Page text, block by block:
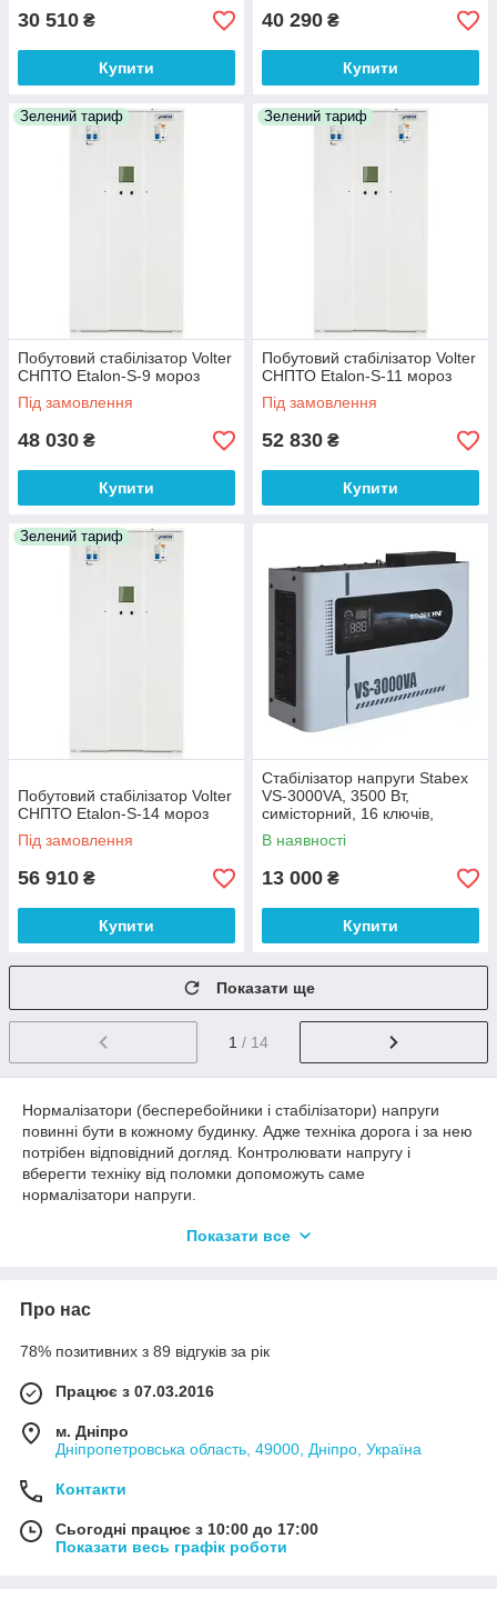
30 510 ₴
Купити
40 290 ₴
Купити
Зелений тариф
Побутовий стабілізатор Volter
СНПТО Etalon-S-9 мороз
Під замовлення
48 030 ₴
Купити
Зелений тариф
Побутовий стабілізатор Volter
СНПТО Etalon-S-11 мороз
Під замовлення
52 830 ₴
Купити
Зелений тариф
Побутовий стабілізатор Volter
СНПТО Etalon-S-14 мороз
Під замовлення
56 910 ₴
Купити
Стабілізатор напруги Stabex
VS-3000VA, 3500 Вт,
симісторний, 16 ключів,
підходить для сонячних
інверторів
В наявності
13 000 ₴
Купити
Показати ще
1 / 14
Нормалізатори (бесперебойники і стабілізатори) напруги
повинні бути в кожному будинку. Адже техніка дорога і за нею
потрібен відповідний догляд. Контролювати напругу і
вберегти техніку від поломки допоможуть саме
нормалізатори напруги.
залежить від опору. На вході в нормалізатор, струм не
чином, звичайне опір резистора забезпечує постійним
струмом.
Нижче представлені причини для установки нормалізатора
- Низька напруга. Знижена напруга дуже сильно впливає на
все технічне обладнання. У слідстві чого, вся побутова
техніка працює гірше і термін її експлуатації скорочується.
- Висока напруга. Така напруга сильно позначається на
кондиціонер, холодильник та інша техніка можуть
скороченню служби приладів.
- Скачки напряжение и всплески. Выше перечисленное
Показати все
Про нас
78% позитивних з 89 відгуків за рік
Працює з 07.03.2016
м. Дніпро
Дніпропетровська область, 49000, Дніпро, Україна
Контакти
Сьогодні працює з 10:00 до 17:00
Показати весь графік роботи